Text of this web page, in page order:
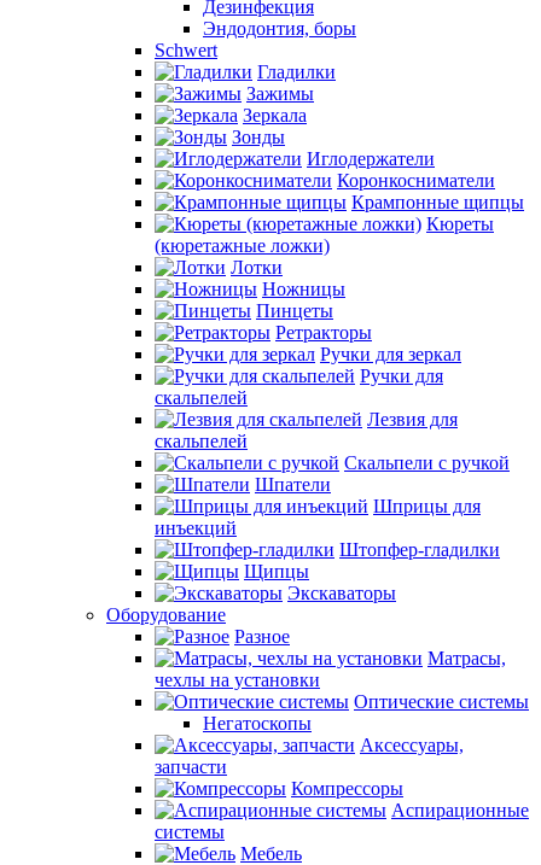
Дезинфекция
Эндодонтия, боры
Schwert
Гладилки
Зажимы
Зеркала
Зонды
Иглодержатели
Коронкосниматели
Крампонные щипцы
Кюреты
(кюретажные ложки)
Лотки
Ножницы
Пинцеты
Ретракторы
Ручки для зеркал
Ручки для
скальпелей
Лезвия для
скальпелей
Скальпели с ручкой
Шпатели
Шприцы для
инъекций
Штопфер-гладилки
Щипцы
Экскаваторы
Оборудование
Разное
Матрасы,
чехлы на установки
Оптические системы
Негатоскопы
Аксессуары,
запчасти
Компрессоры
Аспирационные
системы
Мебель